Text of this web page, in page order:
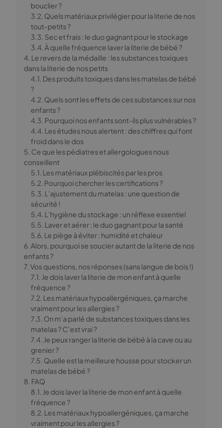
bouclier ?
3.2. Quels matériaux privilégier pour la literie de nos
tout-petits ?
3.3. Sec et frais : le duo gagnant pour le stockage
3.4. À quelle fréquence laver la literie de bébé ?
4. Le revers de la médaille : les substances toxiques
dans la literie de nos petits
4.1. Des produits toxiques dans les matelas de bébé
?
4.2. Quels sont les effets de ces substances sur nos
enfants ?
4.3. Pourquoi nos enfants sont-ils plus vulnérables ?
4.4. Les études nous alertent : des chiffres qui font
froid dans le dos
5. Ce que les pédiatres et allergologues nous
conseillent
5.1. Les matériaux plébiscités par les pros
5.2. Pourquoi chercher les certifications ?
5.3. L’ajustement du matelas : une question de
sécurité !
5.4. L’hygiène du stockage : un réflexe essentiel
5.5. Laver et aérer : le duo gagnant pour la santé
5.6. Le piège à éviter : humidité et chaleur
6. Alors, pourquoi se soucier autant de la literie de nos
enfants ?
7. Vos questions, nos réponses (sans langue de bois !)
7.1. Je dois laver la literie de mon enfant à quelle
fréquence ?
7.2. Les matériaux hypoallergéniques, ça marche
vraiment pour les allergies ?
7.3. On m’a parlé de substances toxiques dans les
matelas ? C’est vrai ?
7.4. Je peux ranger la literie de bébé à la cave ou au
grenier ?
7.5. Quelle est la meilleure housse pour stocker un
matelas de bébé ?
8. FAQ
8.1. Je dois laver la literie de mon enfant à quelle
fréquence ?
8.2. Les matériaux hypoallergéniques, ça marche
vraiment pour les allergies ?